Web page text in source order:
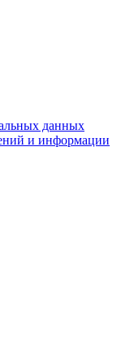
данных
и информации